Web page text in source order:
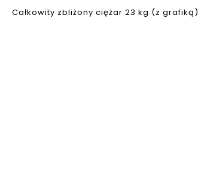
Całkowity zbliżony ciężar 23 kg (z grafiką)